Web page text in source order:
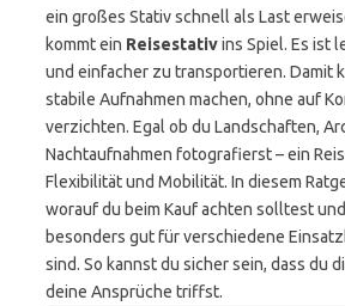
ein großes Stativ schnell als Last
kommt ein Reisestativins Spiel. Es ist
und einfacher zu transportieren. Damit
stabile Aufnahmen machen, ohne auf
verzichten. Egal ob du Landschaften,
Nachtaufnahmen fotografierst – ein
Flexibilität und Mobilität. In diesem
worauf du beim Kauf achten solltest
besonders gut für verschiedene
sind. So kannst du sicher sein, dass du
deine Ansprüche triffst.